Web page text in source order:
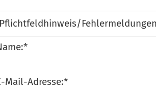
*
Mail-Adresse:*